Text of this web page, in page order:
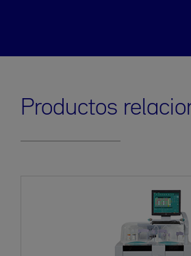
Productos